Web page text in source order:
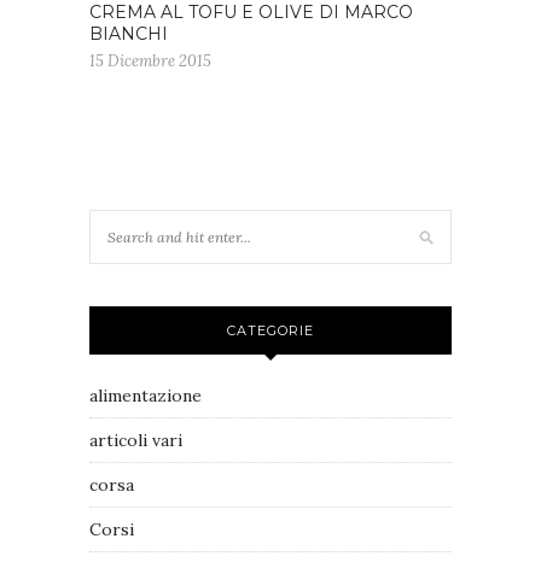
CREMA AL TOFU E OLIVE DI MARCO
BIANCHI
15 Dicembre 2015
CATEGORIE
alimentazione
articoli vari
corsa
Corsi